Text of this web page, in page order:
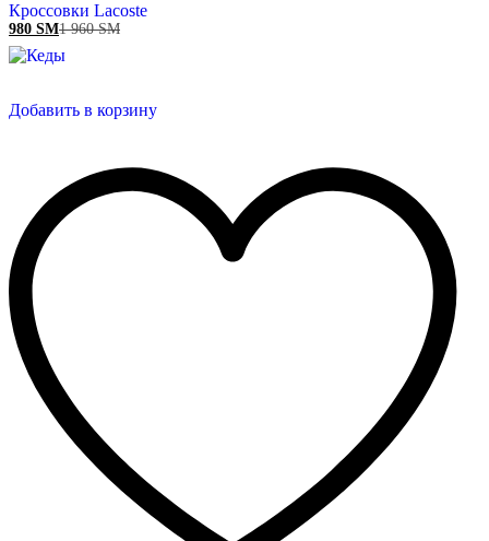
Кроссовки Lacoste
980 ЅМ1 960ЅМ
Добавить в корзину